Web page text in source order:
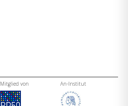
Mitglied von An-Institut